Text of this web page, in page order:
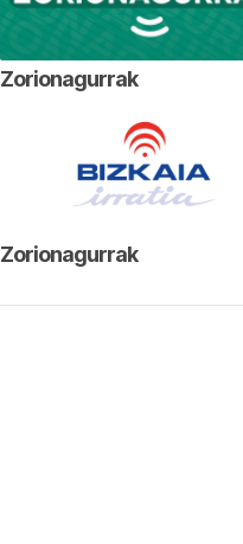
Zorionagurrak
Zorionagurrak